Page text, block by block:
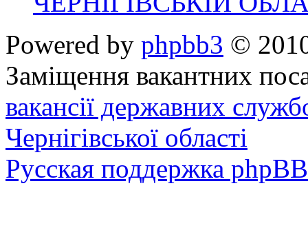
Powered by phpbb3 ©
Заміщення вакантних
вакансії державних
Чернігівської області
Русская поддержка phpBB